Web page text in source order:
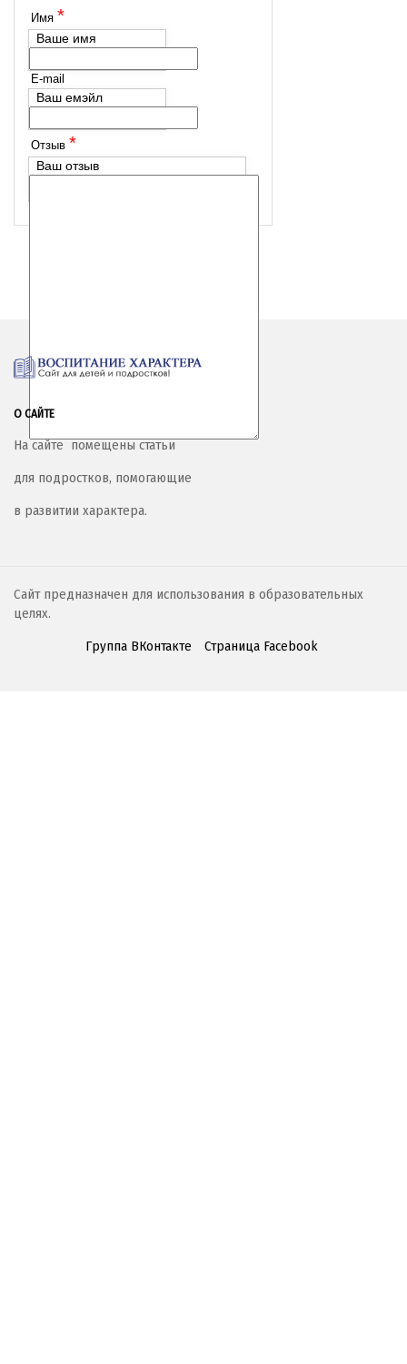
Имя *
Ваше имя
E-mail
Ваш емэйл
Отзыв *
Ваш отзыв
О САЙТЕ
На сайте помещены статьи
для подростков, помогающие
в развитии характера.
Сайт предназначен для использования в образовательных
целях.
Группа ВКонтакте
Страница Facebook